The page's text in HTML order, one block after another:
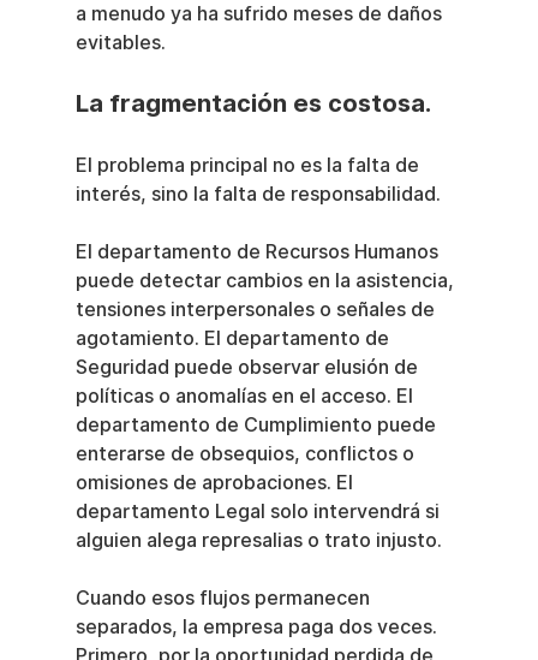
a menudo ya ha sufrido meses de daños
evitables.
La fragmentación es costosa.
El problema principal no es la falta de
interés, sino la falta de responsabilidad.
El departamento de Recursos Humanos
puede detectar cambios en la asistencia,
tensiones interpersonales o señales de
agotamiento. El departamento de
Seguridad puede observar elusión de
políticas o anomalías en el acceso. El
departamento de Cumplimiento puede
enterarse de obsequios, conflictos o
omisiones de aprobaciones. El
departamento Legal solo intervendrá si
alguien alega represalias o trato injusto.
Cuando esos flujos permanecen
separados, la empresa paga dos veces.
Primero, por la oportunidad perdida de